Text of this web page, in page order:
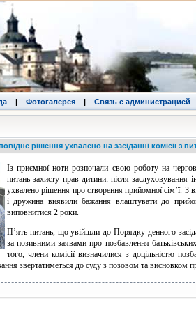
| Фотогалерея | Связь с администрацией
рішення ухвалено на засіданні комісії з
Із приємної ноти розпочали свою роботу на
питань захисту прав дитини: після заслуховування
ухвалено рішення про створення прийомної сім’ї.
і дружина виявили бажання влаштувати до
виповнитися 2 роки.
П’ять питань, що увійшли до Порядку денного
за позивними заявами про позбавлення
того, члени комісії визначилися з доцільністю
звертатиметься до суду з позовом та висновком